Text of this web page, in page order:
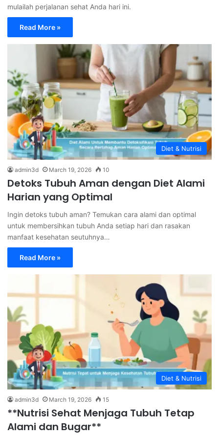
mulailah perjalanan sehat Anda hari ini.
Read More »
Diet & Nutrisi
admin3d March 19, 2026 10
Detoks Tubuh Aman dengan Diet Alami
Harian yang Optimal
Ingin detoks tubuh aman? Temukan cara alami dan optimal
untuk membersihkan tubuh Anda setiap hari dan rasakan
manfaat kesehatan seutuhnya…
Read More »
Diet & Nutrisi
admin3d March 19, 2026 15
**Nutrisi Sehat Menjaga Tubuh Tetap
Alami dan Bugar**